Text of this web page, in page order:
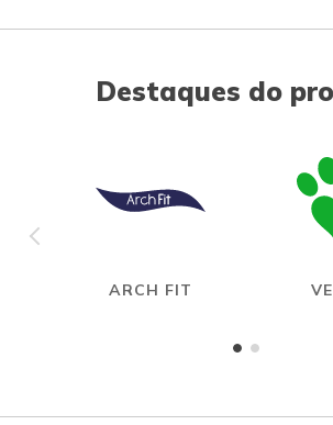
Destaques do
ARCH FIT